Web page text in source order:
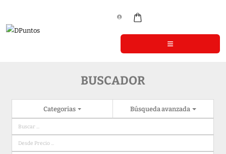
BUSCADOR
Categorias Búsqueda avanzada